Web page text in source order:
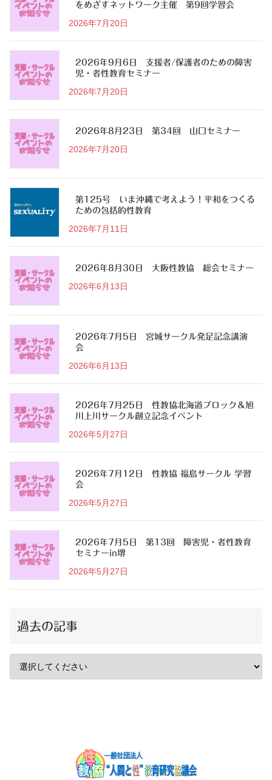
をめざすネットワーク主催 第9回学習会
2026年7月20日
2026年9月6日 支援者/保護者のための障害
児・者性教育セミナー
2026年7月20日
2026年8月23日 第34回 山口セミナー
2026年7月20日
第125号 いま沖縄で考えよう！平和をつくる
ための包括的性教育
2026年7月11日
2026年8月30日 大阪性教協 総会セミナー
2026年6月13日
2026年7月5日 宮城サークル発足記念講演
会
2026年6月13日
2026年7月25日 性教協北海道ブロック＆旭
川上川サークル創立記念イベント
2026年5月27日
2026年7月12日 性教協 福島サークル 学習
会
2026年5月27日
2026年7月5日 第13回 障害児・者性教育
セミナーin堺
2026年5月27日
過去の記事